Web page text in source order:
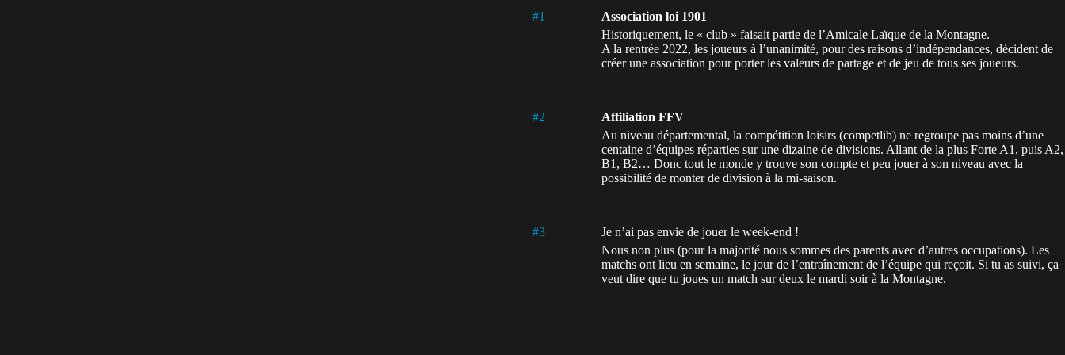
#1
Association loi 1901
Historiquement, le « club » faisait partie de l’Amicale Laïque de la Montagne.
A la rentrée 2022, les joueurs à l’unanimité, pour des raisons d’indépendances, décident de
créer une association pour porter les valeurs de partage et de jeu de tous ses joueurs.
#2
Affiliation FFV
Au niveau départemental, la compétition loisirs (competlib) ne regroupe pas moins d’une
centaine d’équipes réparties sur une dizaine de divisions. Allant de la plus Forte A1, puis A2,
B1, B2… Donc tout le monde y trouve son compte et peu jouer à son niveau avec la
possibilité de monter de division à la mi-saison.
#3
Je n’ai pas envie de jouer le week-end !
Nous non plus (pour la majorité nous sommes des parents avec d’autres occupations). Les
matchs ont lieu en semaine, le jour de l’entraînement de l’équipe qui reçoit. Si tu as suivi, ça
veut dire que tu joues un match sur deux le mardi soir à la Montagne.